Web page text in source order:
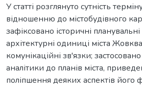
У статті розглянуто сутність
відношенню до містобудівного
зафіксовано історичні
архітектурні одиниці міста
комунікаційні зв'язки;
аналітики до планів міста,
поліпшення деяких аспектів його